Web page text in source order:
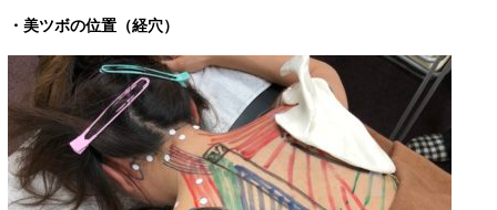
・美ツボの位置（経穴）